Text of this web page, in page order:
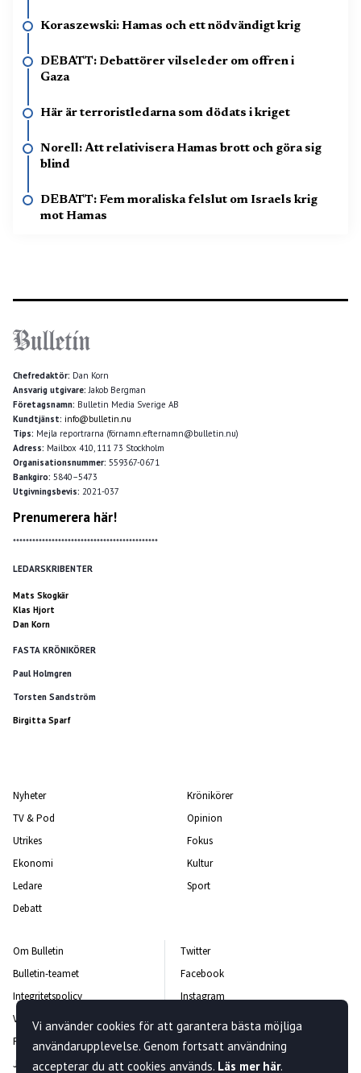
Koraszewski: Hamas och ett nödvändigt krig
DEBATT: Debattörer vilseleder om offren i
Gaza
Här är terroristledarna som dödats i kriget
Norell: Att relativisera Hamas brott och göra sig
blind
DEBATT: Fem moraliska felslut om Israels krig
mot Hamas
Chefredaktör: Dan Korn
Ansvarig utgivare:Jakob Bergman
Företagsnamn: Bulletin Media Sverige AB
Kundtjänst: info@bulletin.nu
Tips: Mejla reportrarna (förnamn.efternamn@bulletin.nu)
Adress: Mailbox 410, 111 73 Stockholm
Organisationsnummer: 559367-0671
Bankgiro: 5840–5473
Utgivningsbevis: 2021-037
Prenumerera här!
*********************************************
LEDARSKRIBENTER
Mats Skogkär
Klas Hjort
Dan Korn
FASTA KRÖNIKÖRER
Paul Holmgren
Torsten Sandström
Birgitta Sparf
Nyheter
TV & Pod
Utrikes
Ekonomi
Ledare
Debatt
Krönikörer
Opinion
Fokus
Kultur
Sport
Om Bulletin
Bulletin-teamet
Integritetspolicy
Vanliga frågor och svar
Rättelsepolicy
Jobba hos oss
Twitter
Facebook
Instagram
Kontakta oss
Nyhetsbrev
Vi använder cookies för att garantera bästa möjliga
användarupplevelse. Genom fortsatt användning
accepterar du att cookies används. Läs mer här.